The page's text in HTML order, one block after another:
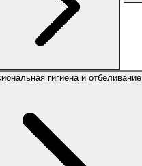
гигиена и отбеливание